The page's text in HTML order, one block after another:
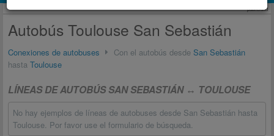
publicidad
Autobús Toulouse San Sebastián
Conexiones de autobuses Con el autobús desde San Sebastián
hasta Toulouse
LÍNEAS DE AUTOBÚS SAN SEBASTIÁN ↔ TOULOUSE
No hay ejemplos de líneas de autobuses desde San Sebastián hasta
Toulouse. Por favor use el formulario de búsqueda.